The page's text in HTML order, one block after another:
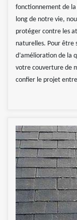
fonctionnement de
long de notre vie,
protéger contre les
naturelles. Pour être
d’amélioration de la
votre couverture de
confier le projet